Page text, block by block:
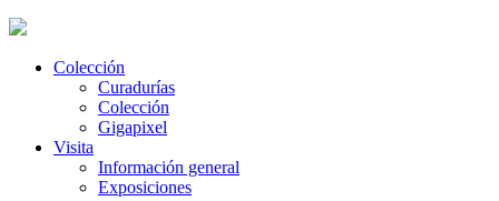
Colección
Curadurías
Colección
Gigapixel
Visita
Información general
Exposiciones